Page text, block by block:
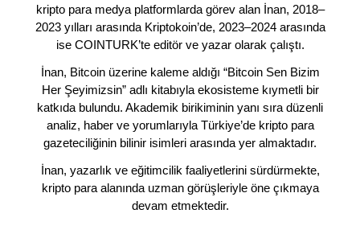
kripto para medya platformlarda görev alan İnan, 2018–
2023 yılları arasında Kriptokoin’de, 2023–2024 arasında
ise COINTURK’te editör ve yazar olarak çalıştı.
İnan, Bitcoin üzerine kaleme aldığı “Bitcoin Sen Bizim
Her Şeyimizsin” adlı kitabıyla ekosisteme kıymetli bir
katkıda bulundu. Akademik birikiminin yanı sıra düzenli
analiz, haber ve yorumlarıyla Türkiye’de kripto para
gazeteciliğinin bilinir isimleri arasında yer almaktadır.
İnan, yazarlık ve eğitimcilik faaliyetlerini sürdürmekte,
kripto para alanında uzman görüşleriyle öne çıkmaya
devam etmektedir.